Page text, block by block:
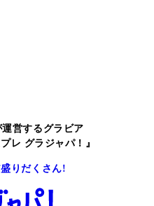
営するグラビア
レ グラジャパ！』
りだくさん!